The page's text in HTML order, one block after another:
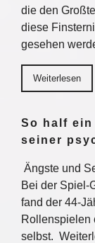
die den
diese
gesehen
Weiterlesen
So half
seiner
Ängste und
Bei der Spiel-
fand der 44-
Rollenspielen
selbst.